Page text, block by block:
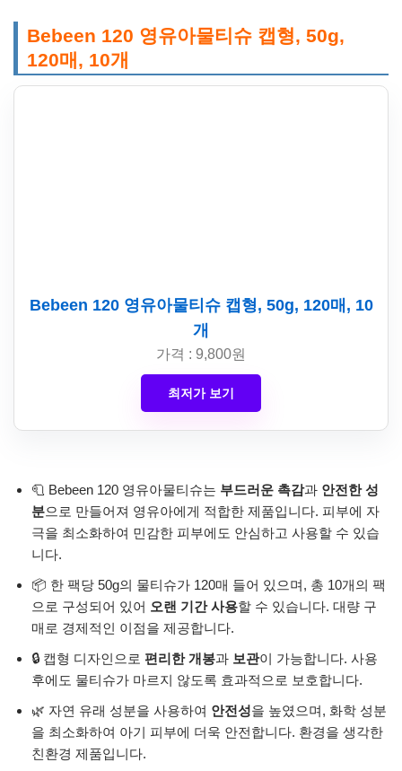
Bebeen 120 영유아물티슈 캡형, 50g,
120매, 10개
Bebeen 120 영유아물티슈 캡형, 50g, 120매, 10
개
가격 : 9,800원
최저가 보기
🧻 Bebeen 120 영유아물티슈는 부드러운 촉감과 안전한 성
분으로 만들어져 영유아에게 적합한 제품입니다. 피부에 자
극을 최소화하여 민감한 피부에도 안심하고 사용할 수 있습
니다.
📦 한 팩당 50g의 물티슈가 120매 들어 있으며, 총 10개의 팩
으로 구성되어 있어 오랜 기간 사용할 수 있습니다. 대량 구
매로 경제적인 이점을 제공합니다.
🔒 캡형 디자인으로 편리한 개봉과 보관이 가능합니다. 사용
후에도 물티슈가 마르지 않도록 효과적으로 보호합니다.
🌿 자연 유래 성분을 사용하여 안전성을 높였으며, 화학 성분
을 최소화하여 아기 피부에 더욱 안전합니다. 환경을 생각한
친환경 제품입니다.